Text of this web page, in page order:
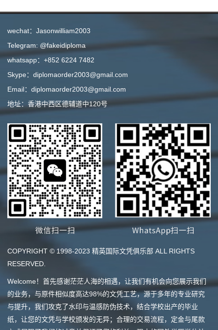
wechat：Jasonwilliam2003
Telegram: @fakeidiploma
whatsapp：+852 6224 7482
Skype：diplomaorder2003@gmail.com
Email：diplomaorder2003@gmail.com
地址：香港中西区德辅道中120号
COPYRIGHT © 1998-2023 精英国际文凭俱乐部 ALL RIGHTS
RESERVED.
Welcome！首先感谢茫茫人海的相遇，让我们有机会向您展示我们
的业务，与原件相似度高达98%的文凭工艺，源于多年的专业研究
与提升，我们攻克了水印与温感防伪技术，结合学校出产的毕业
纸，让您的文凭与学校颁发的无异；合理的交易流程，定金与尾款